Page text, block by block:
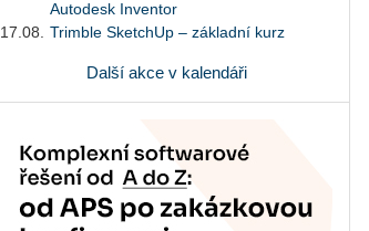
Autodesk Inventor
17.08.
Trimble SketchUp – základní kurz
Další akce v kalendáři